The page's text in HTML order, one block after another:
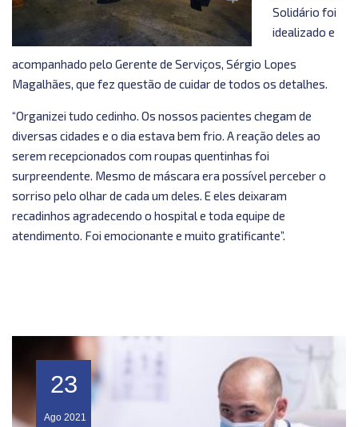
Solidário foi
idealizado e
acompanhado pelo Gerente de Serviços, Sérgio Lopes
Magalhães, que fez questão de cuidar de todos os detalhes.
“Organizei tudo cedinho. Os nossos pacientes chegam de
diversas cidades e o dia estava bem frio. A reação deles ao
serem recepcionados com roupas quentinhas foi
surpreendente. Mesmo de máscara era possível perceber o
sorriso pelo olhar de cada um deles. E eles deixaram
recadinhos agradecendo o hospital e toda equipe de
atendimento. Foi emocionante e muito gratificante”.
23
Ago 2021